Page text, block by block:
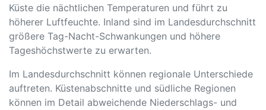
Küste die nächtlichen Temperaturen und führt zu
höherer Luftfeuchte. Inland sind im Landesdurchschnitt
größere Tag-Nacht-Schwankungen und höhere
Tageshöchstwerte zu erwarten.
Im Landesdurchschnitt können regionale Unterschiede
auftreten. Küstenabschnitte und südliche Regionen
können im Detail abweichende Niederschlags- und